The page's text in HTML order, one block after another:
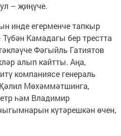
– җиңүче.
инде егерменче тапкыр
Камадагы бер трестта
Фәгыйль Гатиятов
алып кайтты. Аңа,
компаниясе генераль
Мөхәммәтшинга,
һәм Владимир
күтәрешкән өчен,